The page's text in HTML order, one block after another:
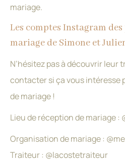
mariage.
Les comptes Instagram
mariage de Simone et
N’hésitez pas à découvrir leur
contacter si ça vous intéresse
de mariage !
Lieu de réception de mariage
Organisation de mariage :
Traiteur : @lacostetraiteur